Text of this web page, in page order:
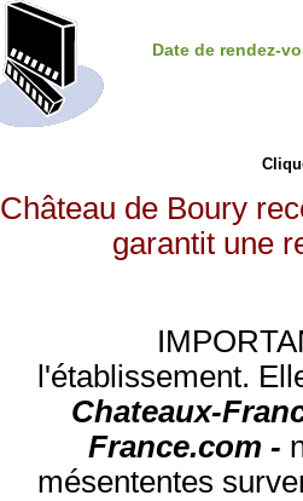
Date de rendez-
Château de Boury
garantit une
l'établissement.
Chateaux-
France.com -
mésententes